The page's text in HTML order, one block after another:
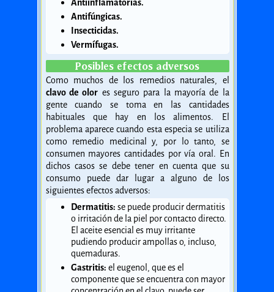
Antiinflamatorias.
Antifúngicas.
Insecticidas.
Vermífugas.
Posibles efectos adversos
Como muchos de los remedios naturales, el
clavo de olor es seguro para la mayoría de la
gente cuando se toma en las cantidades
habituales que hay en los alimentos. El
problema aparece cuando esta especia se utiliza
como remedio medicinal y, por lo tanto, se
consumen mayores cantidades por vía oral. En
dichos casos se debe tener en cuenta que su
consumo puede dar lugar a alguno de los
siguientes efectos adversos:
Dermatitis: se puede producir dermatitis
o irritación de la piel por contacto directo.
El aceite esencial es muy irritante
pudiendo producir ampollas o, incluso,
quemaduras.
Gastritis: el eugenol, que es el
componente que se encuentra con mayor